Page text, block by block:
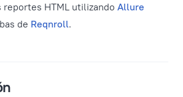
reportes HTML utilizando Allure
de Reqnroll.